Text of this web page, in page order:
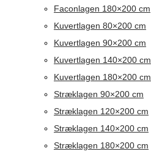
Faconlagen 180×200 cm
Kuvertlagen 80×200 cm
Kuvertlagen 90×200 cm
Kuvertlagen 140×200 cm
Kuvertlagen 180×200 cm
Stræklagen 90×200 cm
Stræklagen 120×200 cm
Stræklagen 140×200 cm
Stræklagen 180×200 cm